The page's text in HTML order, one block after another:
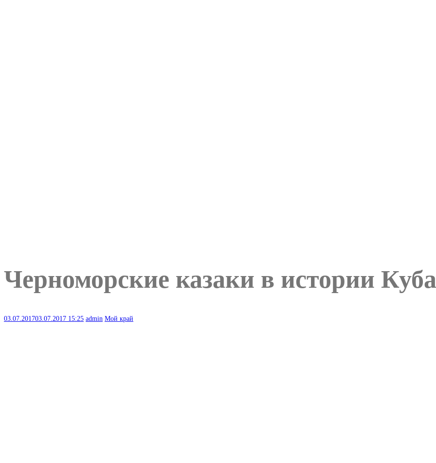
Черноморские казаки в истории
03.07.201703.07.2017 15:25 admin Мой край